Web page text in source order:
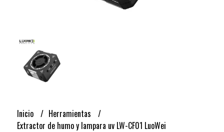
Inicio
Herramientas
Extractor de humo y lampara uv LW-CF01 LuoWei